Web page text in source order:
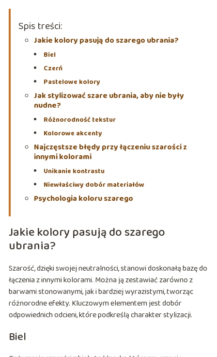
Spis treści:
Jakie kolory pasują do szarego ubrania?
Biel
Czerń
Pastelowe kolory
Jak stylizować szare ubrania, aby nie były
nudne?
Różnorodność tekstur
Kolorowe akcenty
Najczęstsze błędy przy łączeniu szarości z
innymi kolorami
Unikanie kontrastu
Niewłaściwy dobór materiałów
Psychologia koloru szarego
Jakie kolory pasują do szarego
ubrania?
Szarość, dzięki swojej neutralności, stanowi doskonałą bazę do
łączenia z innymi kolorami. Można ją zestawiać zarówno z
barwami stonowanymi, jak i bardziej wyrazistymi, tworząc
różnorodne efekty. Kluczowym elementem jest dobór
odpowiednich odcieni, które podkreślą charakter stylizacji.
Biel